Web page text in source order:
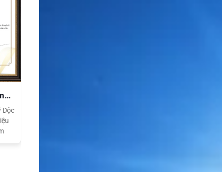
Độc